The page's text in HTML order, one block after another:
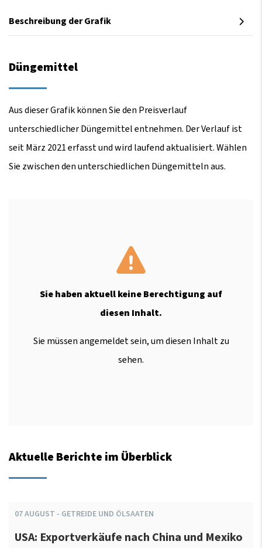
Beschreibung der Grafik
Düngemittel
Aus dieser Grafik können Sie den Preisverlauf
unterschiedlicher Düngemittel entnehmen. Der Verlauf ist
seit März 2021 erfasst und wird laufend aktualisiert. Wählen
Sie zwischen den unterschiedlichen Düngemitteln aus.
Sie haben aktuell keine Berechtigung auf
diesen Inhalt.
Sie müssen angemeldet sein, um diesen Inhalt zu
sehen.
Aktuelle Berichte im Überblick
07AUGUST - GETREIDE UND ÖLSAATEN
USA: Exportverkäufe nach China und Mexiko